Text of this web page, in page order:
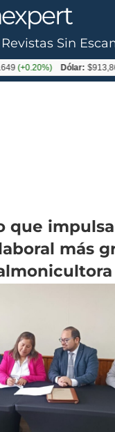
que
más
Revistas Sin
Dólar: $913,86